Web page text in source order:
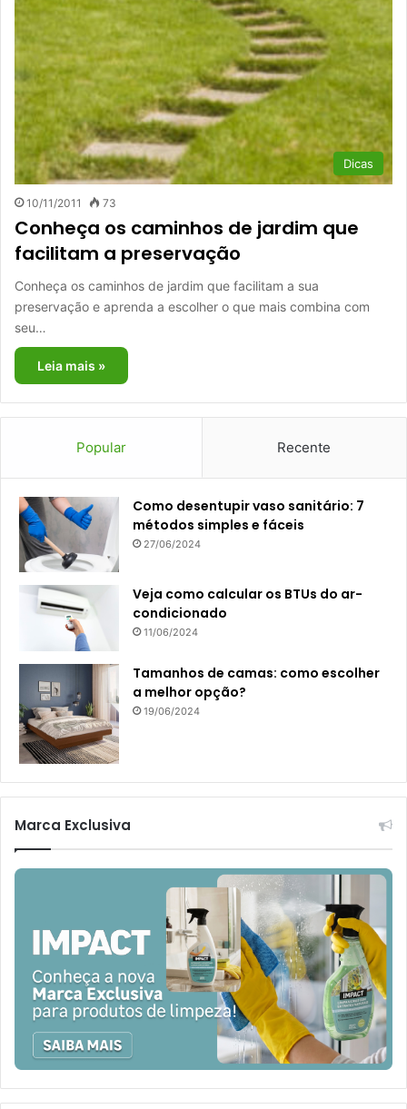
Dicas
10/11/2011 73
Conheça os caminhos de jardim que
facilitam a preservação
Conheça os caminhos de jardim que facilitam a sua
preservação e aprenda a escolher o que mais combina com
seu…
Leia mais »
Popular Recente
Como desentupir vaso sanitário: 7
métodos simples e fáceis
27/06/2024
Veja como calcular os BTUs do ar-
condicionado
11/06/2024
Tamanhos de camas: como escolher
a melhor opção?
19/06/2024
Marca Exclusiva